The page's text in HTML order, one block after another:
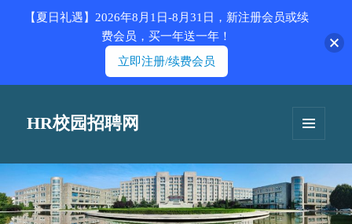
HR校园招聘网
【夏日礼遇】2026年8月1日-8月31日，新注册会员或续
费会员，买一年送一年！
立即注册/续费会员